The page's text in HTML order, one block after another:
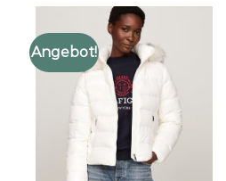
Angebot!